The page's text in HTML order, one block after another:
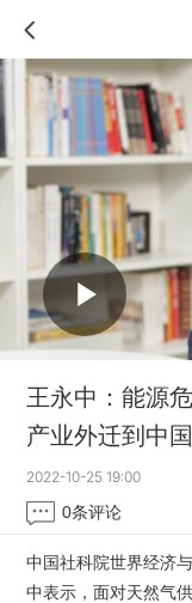
王永中：能源
产业外迁到中国
2022-10-25 19:00
0条评论
中国社科院世界经济
中表示，面对天然气